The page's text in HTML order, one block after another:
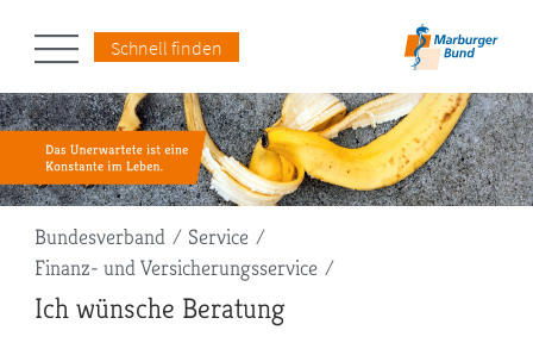
Schnell finden
Pfadnavigation
Bundesverband
Service
Finanz- und Versicherungsservice
Ich wünsche Beratung